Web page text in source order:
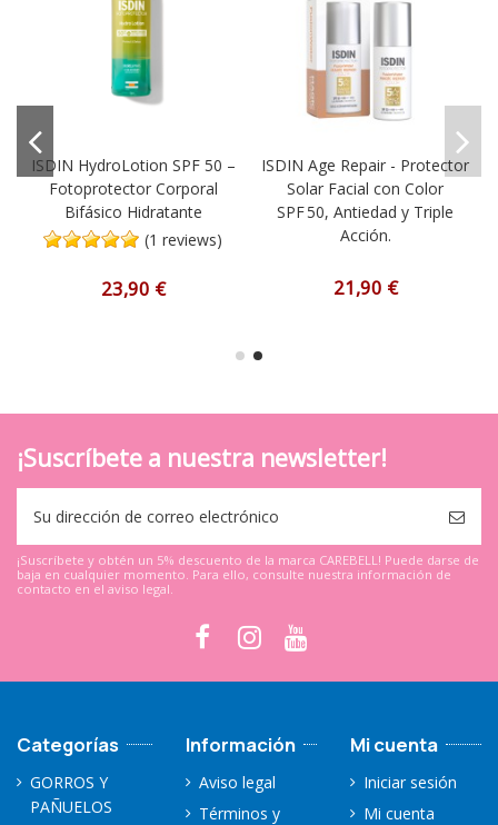
ISDIN HydroLotion SPF 50 –
Fotoprotector Corporal
Bifásico Hidratante
(1 reviews)
23,90 €
ISDIN Age Repair - Protector
Solar Facial con Color
SPF 50, Antiedad y Triple
Acción.
21,90 €
¡Suscríbete a nuestra newsletter!
¡Suscríbete y obtén un 5% descuento de la marca CAREBELL! Puede darse de
baja en cualquier momento. Para ello, consulte nuestra información de
contacto en el aviso legal.
Categorías
GORROS Y
PAÑUELOS
Información
Aviso legal
Términos y
Mi cuenta
Iniciar sesión
Mi cuenta